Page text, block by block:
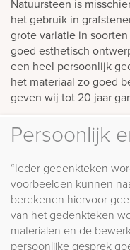
Natuursteen is
het gebruik in
grote variatie in
goed esthetisch
een heel persoonlijk
het materiaal zo goed
geven wij tot 20 jaar
Persoonlijk
“Ieder gedenkteken
voorbeelden kunnen
berekenen hiervoor
van het gedenkteken
materialen en de
persoonlijke gesprek